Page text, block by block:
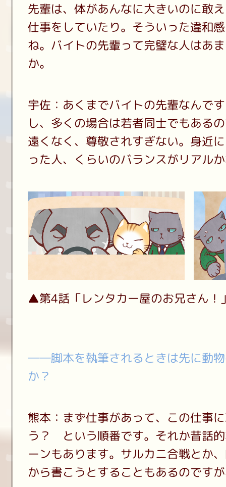
先輩は、体があんなに大きいのに敢
仕事をしていたり。そういった違和
ね。バイトの先輩って完璧な人はあ
か。
宇佐：あくまでバイトの先輩なんで
し、多くの場合は若者同士でもある
遠くなく、尊敬されすぎない。身近
った人、くらいのバランスがリアル
▲第4話「レンタカー屋のお兄さん！
――脚本を執筆されるときは先に動
か？
熊本：まず仕事があって、この仕事
う？ という順番です。それか昔話
ーンもあります。サルカニ合戦とか
から書こうとすることもあるのです